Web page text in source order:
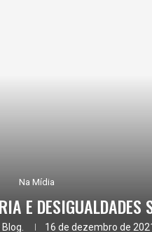
Na Mídia
E DESIGUALDADES
16 de dezembro de